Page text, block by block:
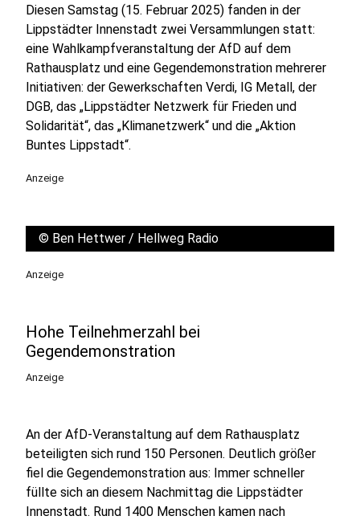
Diesen Samstag (15. Februar 2025) fanden in der
Lippstädter Innenstadt zwei Versammlungen statt:
eine Wahlkampfveranstaltung der AfD auf dem
Rathausplatz und eine Gegendemonstration mehrerer
Initiativen: der Gewerkschaften Verdi, IG Metall, der
DGB, das „Lippstädter Netzwerk für Frieden und
Solidarität“, das „Klimanetzwerk“ und die „Aktion
Buntes Lippstadt“.
Anzeige
© Ben Hettwer / Hellweg Radio
Anzeige
Hohe Teilnehmerzahl bei
Gegendemonstration
Anzeige
An der AfD-Veranstaltung auf dem Rathausplatz
beteiligten sich rund 150 Personen. Deutlich größer
fiel die Gegendemonstration aus: Immer schneller
füllte sich an diesem Nachmittag die Lippstädter
Innenstadt. Rund 1400 Menschen kamen nach